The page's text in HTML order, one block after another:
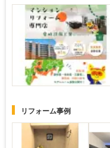
リフォーム事例